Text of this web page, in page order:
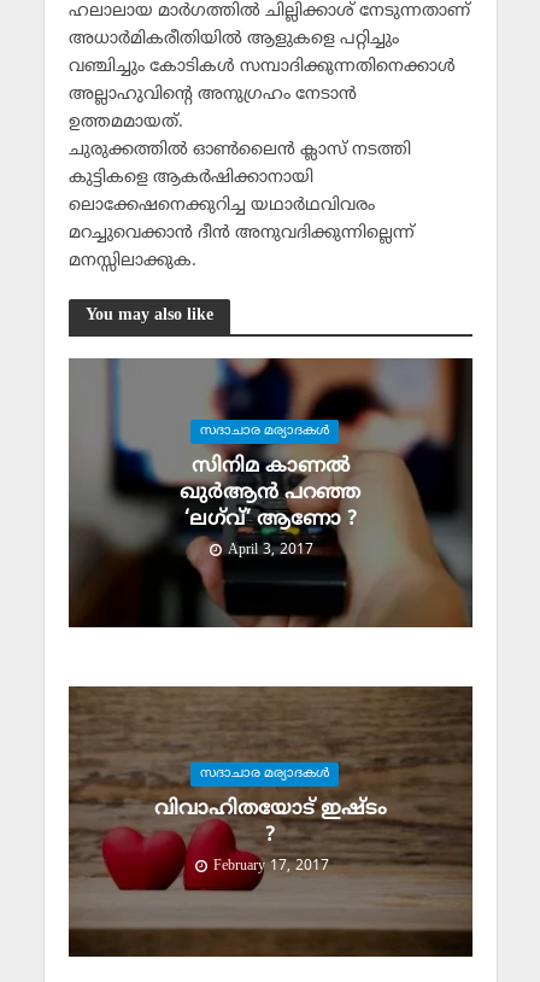
ഹലാലായ മാര്‍ഗത്തില്‍ ചില്ലിക്കാശ് നേടുന്നതാണ്
അധാര്‍മികരീതിയില്‍ ആളുകളെ പറ്റിച്ചും
വഞ്ചിച്ചും കോടികള്‍ സമ്പാദിക്കുന്നതിനെക്കാള്‍
അല്ലാഹുവിന്റെ അനുഗ്രഹം നേടാന്‍
ഉത്തമമായത്.
ചുരുക്കത്തില്‍ ഓണ്‍ലൈന്‍ ക്ലാസ് നടത്തി
കുട്ടികളെ ആകര്‍ഷിക്കാനായി
ലൊക്കേഷനെക്കുറിച്ച യഥാര്‍ഥവിവരം
മറച്ചുവെക്കാന്‍ ദീന്‍ അനുവദിക്കുന്നില്ലെന്ന്
മനസ്സിലാക്കുക.
You may also like
സദാചാര മര്യാദകള്‍
സിനിമ കാണല്‍
ഖുര്‍ആന്‍ പറഞ്ഞ
‘ലഗ്‌വ്’ ആണോ ?
April 3, 2017
സദാചാര മര്യാദകള്‍
വിവാഹിതയോട് ഇഷ്ടം
?
February 17, 2017